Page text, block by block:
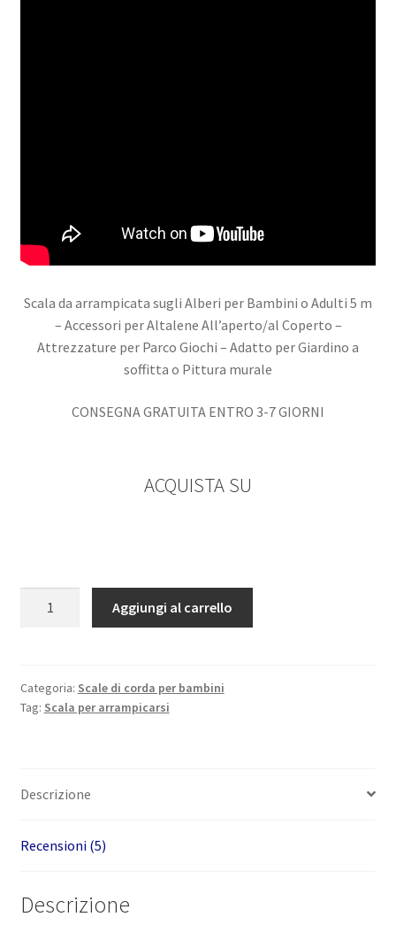
Scala da arrampicata sugli Alberi per Bambini o Adulti 5 m
– Accessori per Altalene All’aperto/al Coperto –
Attrezzature per Parco Giochi – Adatto per Giardino a
soffitta o Pittura murale
CONSEGNA GRATUITA ENTRO 3-7 GIORNI
ACQUISTA SU
Alberi
per
5
quantità
Aggiungi al carrello
Categoria: Scale di corda per bambini
Tag: Scala per arrampicarsi
Descrizione
Recensioni (5)
Descrizione